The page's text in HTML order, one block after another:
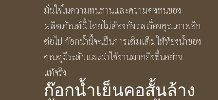
ก๊อกน้ำเย็นคอสั้นล้าง